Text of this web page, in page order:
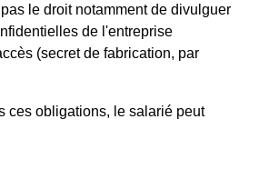
le droit notamment de divulguer
de l'entreprise
(secret de fabrication, par
ces obligations, le salarié peut